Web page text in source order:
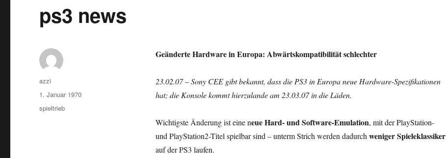
ps3 news
Geänderte Hardware in Europa: Abwärtskompatibilität schlechter
23.02.07 – Sony CEE gibt bekannt, dass die PS3 in Europa neue Hardware-Spezifikationen
hat; die Konsole kommt hierzulande am 23.03.07 in die Läden.
Wichtigste Änderung ist eine neue Hard- und Software-Emulation, mit der PlayStation-
und PlayStation2-Titel spielbar sind – unterm Strich werden dadurch weniger Spieleklassiker
auf der PS3 laufen.
Autor
azzi
Veröffentlicht
am
1. Januar 1970
Kategorien
spieltrieb